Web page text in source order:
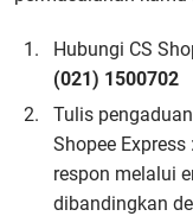
Hubungi CS
(021) 1500702
Tulis
Shopee Express :
respon melalui
dibandingkan